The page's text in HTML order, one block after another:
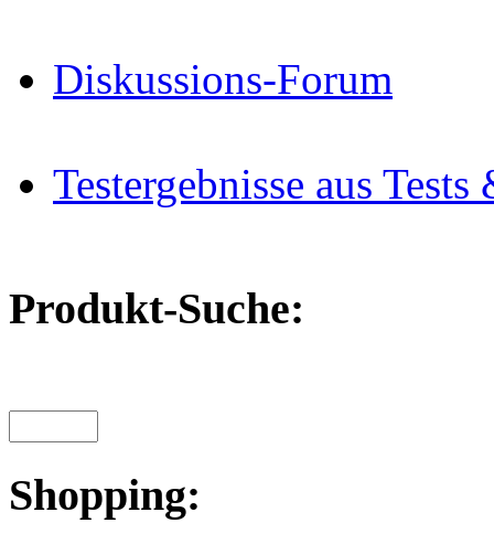
Diskussions-Forum
Testergebnisse aus
Produkt-Suche:
Shopping: